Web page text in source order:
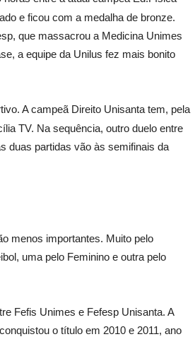
e ficou com a medalha de bronze.
que massacrou a Medicina Unimes
a equipe da Unilus fez mais bonito
A campeã Direito Unisanta tem, pela
TV. Na sequência, outro duelo entre
duas partidas vão às semifinais da
menos importantes. Muito pelo
uma pelo Feminino e outra pelo
Fefis Unimes e Fefesp Unisanta. A
o título em 2010 e 2011, ano